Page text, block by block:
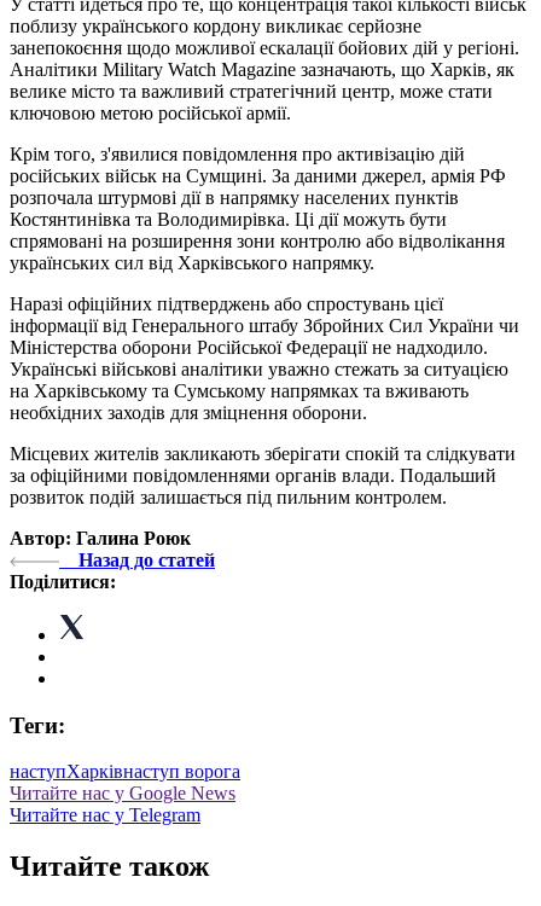
поблизу українського кордону викликає серйозне
занепокоєння щодо можливої ескалації бойових дій у регіоні.
Аналітики Military Watch Magazine зазначають, що Харків, як
велике місто та важливий стратегічний центр, може стати
ключовою метою російської армії.
Крім того, з'явилися повідомлення про активізацію дій
російських військ на Сумщині. За даними джерел, армія РФ
розпочала штурмові дії в напрямку населених пунктів
Костянтинівка та Володимирівка. Ці дії можуть бути
спрямовані на розширення зони контролю або відволікання
українських сил від Харківського напрямку.
Наразі офіційних підтверджень або спростувань цієї
інформації від Генерального штабу Збройних Сил України чи
Міністерства оборони Російської Федерації не надходило.
Українські військові аналітики уважно стежать за ситуацією
на Харківському та Сумському напрямках та вживають
необхідних заходів для зміцнення оборони.
Місцевих жителів закликають зберігати спокій та слідкувати
за офіційними повідомленнями органів влади. Подальший
розвиток подій залишається під пильним контролем.
Автор: Галина Роюк
Назад до статей
Поділитися:
Теги:
наступХарківнаступ ворога
Читайте нас у Google News
Читайте нас у Telegram
Читайте також